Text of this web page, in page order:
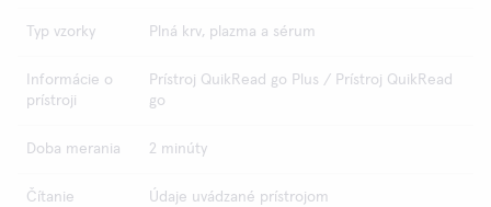
Typ vzorky Plná krv, plazma a sérum
Informácie o
prístroji
Prístroj QuikRead go Plus / Prístroj QuikRead
go
Doba merania 2 minúty
Čítanie
Údaje uvádzané prístrojom